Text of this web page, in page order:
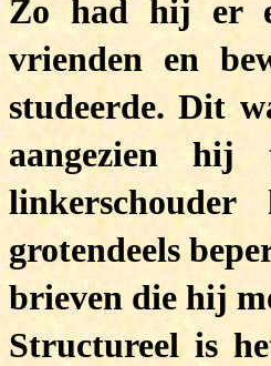
Zo had hij er
vrienden en
studeerde. Dit
aangezien
linkerschouder
grotendeels
brieven die hij
Structureel is